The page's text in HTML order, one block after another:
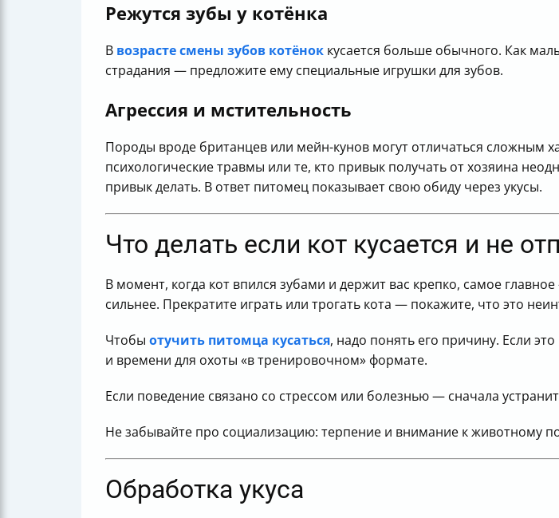
Режутся зубы у котёнка
В возрасте смены зубов котёнок кусается больше обычного. Как
страдания — предложите ему специальные игрушки для зубов.
Агрессия и мстительность
Породы вроде британцев или мейн-кунов могут отличаться сложным
психологические травмы или те, кто привык получать от хозяина
привык делать. В ответ питомец показывает свою обиду через укусы.
Что делать если кот кусается и не
В момент, когда кот впился зубами и держит вас крепко, самое
сильнее. Прекратите играть или трогать кота — покажите, что это
Чтобы отучить питомца кусаться, надо понять его причину. Если
и времени для охоты «в тренировочном» формате.
Если поведение связано со стрессом или болезнью — сначала
Не забывайте про социализацию: терпение и внимание к животному
Обработка укуса